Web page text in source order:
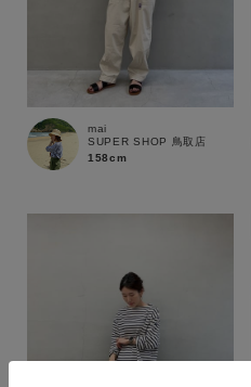
mai
SUPER SHOP 鳥取店
158cm